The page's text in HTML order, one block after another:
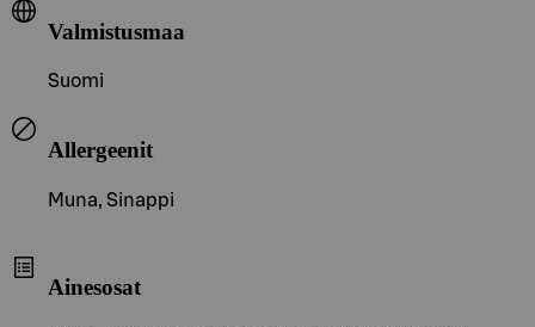
Valmistusmaa
Suomi
Allergeenit
Muna, Sinappi
Ainesosat